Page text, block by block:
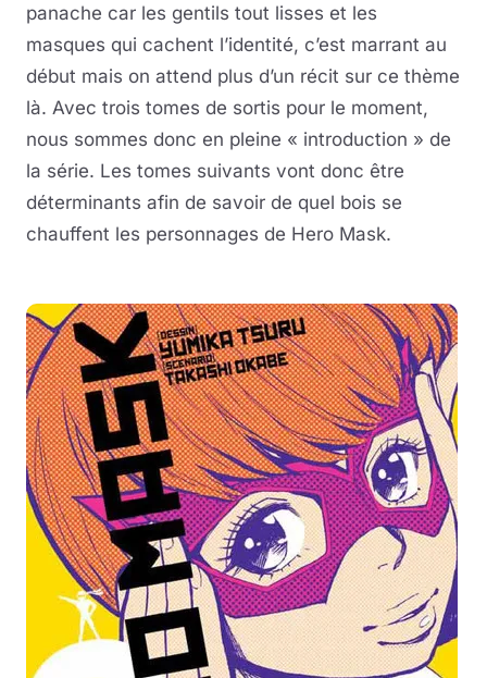
panache car les gentils tout lisses et les
masques qui cachent l’identité, c’est marrant au
début mais on attend plus d’un récit sur ce thème
là. Avec trois tomes de sortis pour le moment,
nous sommes donc en pleine « introduction » de
la série. Les tomes suivants vont donc être
déterminants afin de savoir de quel bois se
chauffent les personnages de Hero Mask.